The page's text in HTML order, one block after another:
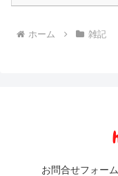
ホーム 雑記
お問合せフォーム